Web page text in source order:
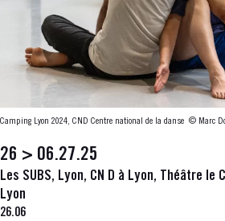
Camping Lyon 2024, CND Centre national de la danse © Marc
26 > 06.27.25
Les SUBS, Lyon, CN D à Lyon, Théâtre le
Lyon
26.06